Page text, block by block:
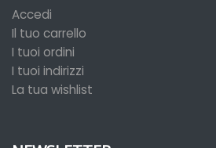
Accedi
Il tuo carrello
I tuoi ordini
I tuoi indirizzi
La tua wishlist